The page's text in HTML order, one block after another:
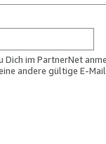
Dich im PartnerNet
andere gültige E-